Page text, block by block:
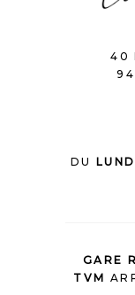
40
DU
GARE
TVM